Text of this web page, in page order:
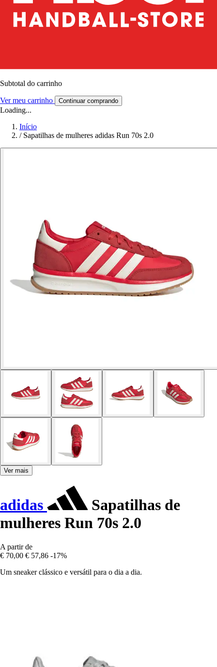
Subtotal do carrinho
Ver meu carrinho Continuar comprando
Loading...
Início
/ Sapatilhas de mulheres adidas Run 70s 2.0
Ver mais
adidas
Sapatilhas de
mulheres Run 70s 2.0
A partir de
€ 70,00 € 57,86 -17%
Um sneaker clássico e versátil para o dia a dia.